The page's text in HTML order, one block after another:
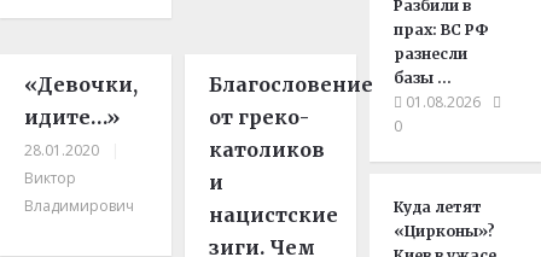
«Девочки,
идите…»
28.01.2020
Виктор
Владимирович
Благословение
от греко-
католиков
и
нацистские
зиги. Чем
Разбили в
прах: ВС РФ
разнесли
базы …
01.08.2026
0
Куда летят
«Цирконы»?